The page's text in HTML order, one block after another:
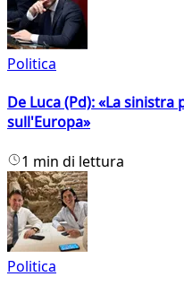
Politica
De Luca (Pd): «La
sull'Europa»
1 min di lettura
Politica